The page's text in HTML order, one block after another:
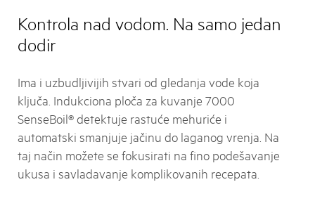
Kontrola nad vodom. Na samo jedan
dodir
Ima i uzbudljivijih stvari od gledanja vode koja
ključa. Indukciona ploča za kuvanje 7000
SenseBoil® detektuje rastuće mehuriće i
automatski smanjuje jačinu do laganog vrenja. Na
taj način možete se fokusirati na fino podešavanje
ukusa i savladavanje komplikovanih recepata.